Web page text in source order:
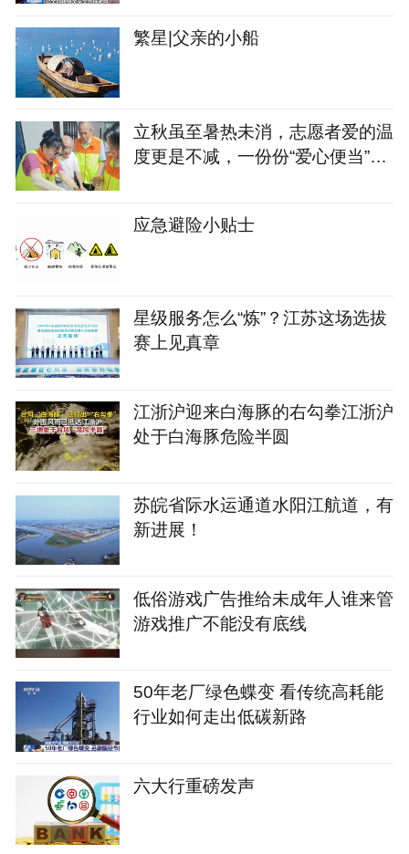
繁星|父亲的小船
立秋虽至暑热未消，志愿者爱的温
度更是不减，一份份“爱心便当”暖
应急避险小贴士
星级服务怎么“炼”？江苏这场选拔
赛上见真章
江浙沪迎来白海豚的右勾拳江浙沪
处于白海豚危险半圆
苏皖省际水运通道水阳江航道，有
新进展！
‌低俗游戏广告推给未成年人谁来管‌
游戏推广不能没有底线‌‌
50年老厂绿色蝶变 看传统高耗能
行业如何走出低碳新路
六大行重磅发声